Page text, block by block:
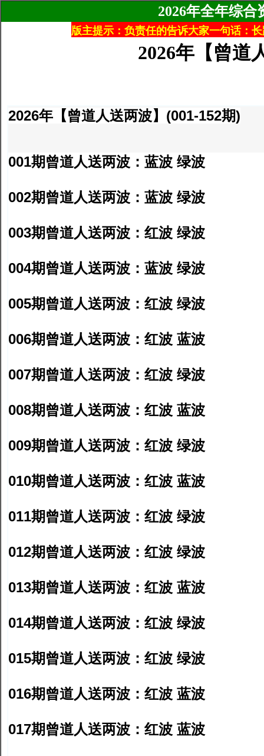
2026年全年综合
版主提示：负责任的告诉大家一句话：
2026年【曾道
2026年【曾道人送两波】(001-152期)
001期曾道人送两波：蓝波 绿波
002期曾道人送两波：蓝波 绿波
003期曾道人送两波：红波 绿波
004期曾道人送两波：蓝波 绿波
005期曾道人送两波：红波 绿波
006期曾道人送两波：红波 蓝波
007期曾道人送两波：红波 绿波
008期曾道人送两波：红波 蓝波
009期曾道人送两波：红波 绿波
010期曾道人送两波：红波 蓝波
011期曾道人送两波：红波 绿波
012期曾道人送两波：红波 绿波
013期曾道人送两波：红波 蓝波
014期曾道人送两波：红波 绿波
015期曾道人送两波：红波 绿波
016期曾道人送两波：红波 蓝波
017期曾道人送两波：红波 蓝波